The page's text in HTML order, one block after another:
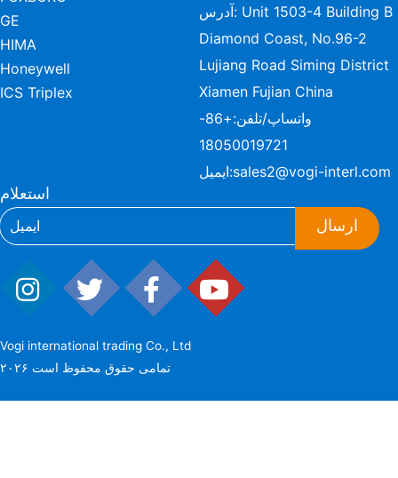
GE
HIMA
Honeywell
ICS Triplex
آدرس: Unit 1503-4 Building B
Diamond Coast, No.96-2
Lujiang Road Siming District
Xiamen Fujian China
واتساپ/تلفن:
+86-
18050019721
ایمیل:sales2@vogi-interl.com
استعلام
ارسال
Vogi international trading Co., Ltd
۲۰۲۶ تمامی حقوق محفوظ است